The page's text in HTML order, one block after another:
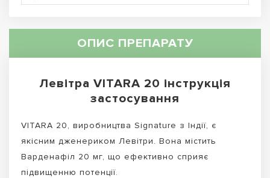
ОПИС ПРЕПАРАТУ
Левітра VITARA 20 інструкція
застосування
VITARA 20, виробництва Signature з Індії, є
якісним дженериком Левітри. Вона містить
Варденафіл 20 мг, що ефективно сприяє
підвищенню потенції.